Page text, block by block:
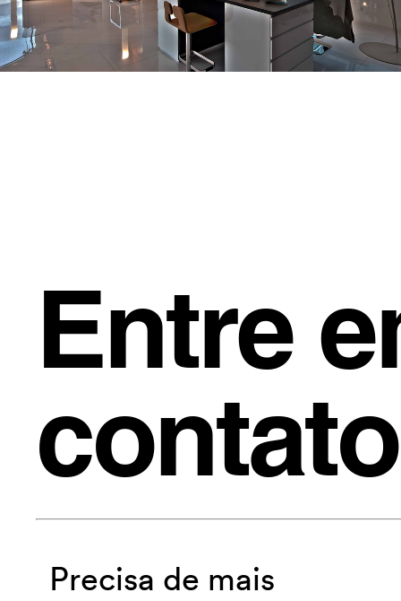
Entre
contato
Precisa de mais